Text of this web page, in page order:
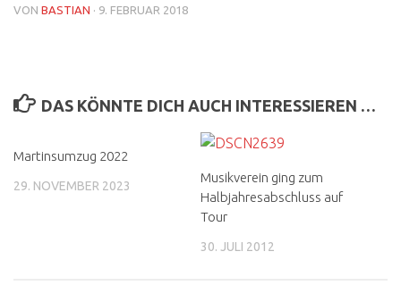
VON BASTIAN · 9. FEBRUAR 2018
DAS KÖNNTE DICH AUCH INTERESSIEREN …
Martinsumzug 2022
29. NOVEMBER 2023
Musikverein ging zum
Halbjahresabschluss auf
Tour
30. JULI 2012